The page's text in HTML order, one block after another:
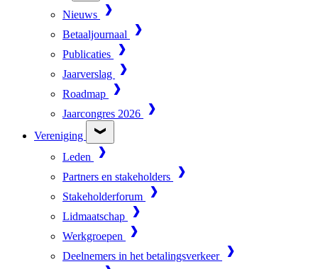
Nieuws
Betaaljournaal
Publicaties
Jaarverslag
Roadmap
Jaarcongres 2026
Vereniging
Leden
Partners en stakeholders
Stakeholderforum
Lidmaatschap
Werkgroepen
Deelnemers in het betalingsverkeer